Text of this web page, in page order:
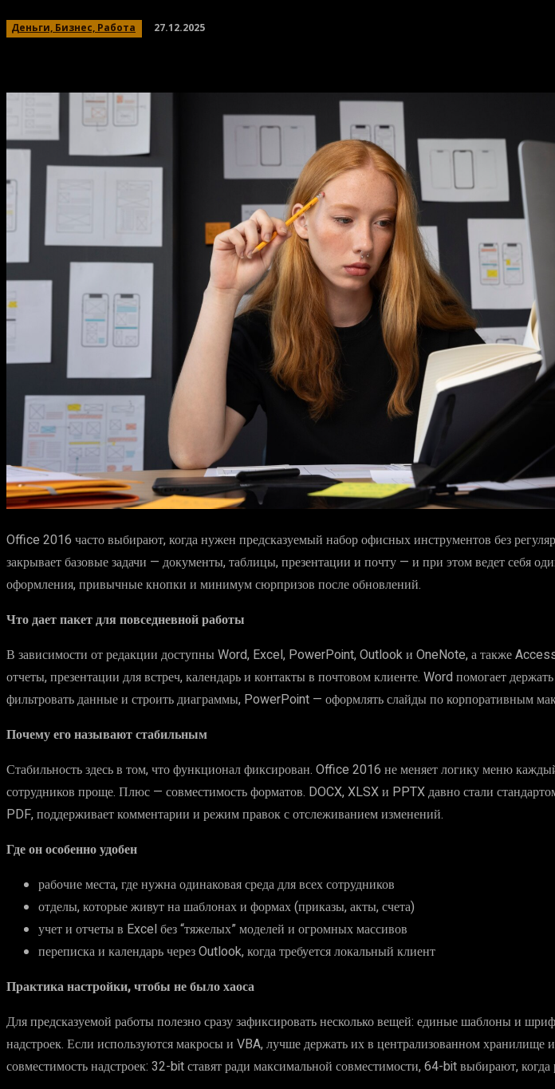
Деньги, Бизнес, Работа 27.12.2025
Office 2016 часто выбирают, когда нужен предсказуемый набор офисных инструментов без
закрывает базовые задачи — документы, таблицы, презентации и почту — и при этом ведет себя
оформления, привычные кнопки и минимум сюрпризов после обновлений.
Что дает пакет для повседневной работы
В зависимости от редакции доступны Word, Excel, PowerPoint, Outlook и OneNote, а также
отчеты, презентации для встреч, календарь и контакты в почтовом клиенте. Word помогает
фильтровать данные и строить диаграммы, PowerPoint — оформлять слайды по корпоративным
Почему его называют стабильным
Стабильность здесь в том, что функционал фиксирован. Office 2016 не меняет логику меню
сотрудников проще. Плюс — совместимость форматов. DOCX, XLSX и PPTX давно стали
PDF, поддерживает комментарии и режим правок с отслеживанием изменений.
Где он особенно удобен
рабочие места, где нужна одинаковая среда для всех сотрудников
отделы, которые живут на шаблонах и формах (приказы, акты, счета)
учет и отчеты в Excel без “тяжелых” моделей и огромных массивов
переписка и календарь через Outlook, когда требуется локальный клиент
Практика настройки, чтобы не было хаоса
Для предсказуемой работы полезно сразу зафиксировать несколько вещей: единые шаблоны и
надстроек. Если используются макросы и VBA, лучше держать их в централизованном
совместимость надстроек: 32-bit ставят ради максимальной совместимости, 64-bit выбирают,